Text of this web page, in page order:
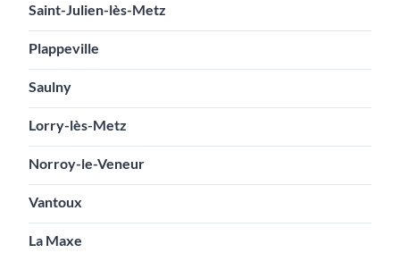
Saint-Julien-lès-Metz
Plappeville
Saulny
Lorry-lès-Metz
Norroy-le-Veneur
Vantoux
La Maxe